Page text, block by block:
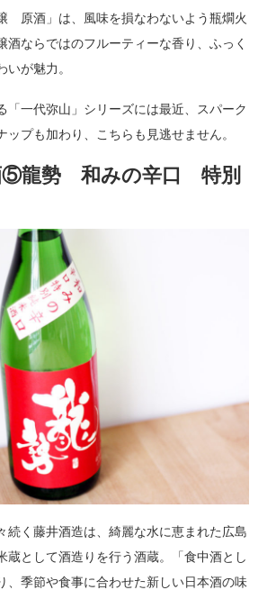
原酒」は、風味を損なわないよう瓶燗火
酒ならではのフルーティーな香り、ふっく
いが魅力。
「一代弥山」シリーズには最近、スパーク
ップも加わり、こちらも見逃せません。
⑤龍勢 和みの辛口 特別
続く藤井酒造は、綺麗な水に恵まれた広島
蔵として酒造りを行う酒蔵。「食中酒とし
、季節や食事に合わせた新しい日本酒の味